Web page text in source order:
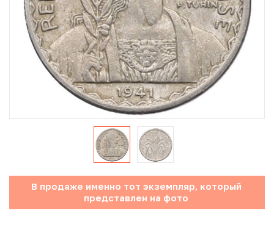
Юбилейные монеты Банка России (с 1999 года)
Памятные и инвестиционные монеты СССР и России
Иностранные монеты
Неофициальные выпуски монет (Unusual)
Античные и средневековые монеты
Инвестиционные монеты
В продаже именно тот экземпляр, который
представлен на фото